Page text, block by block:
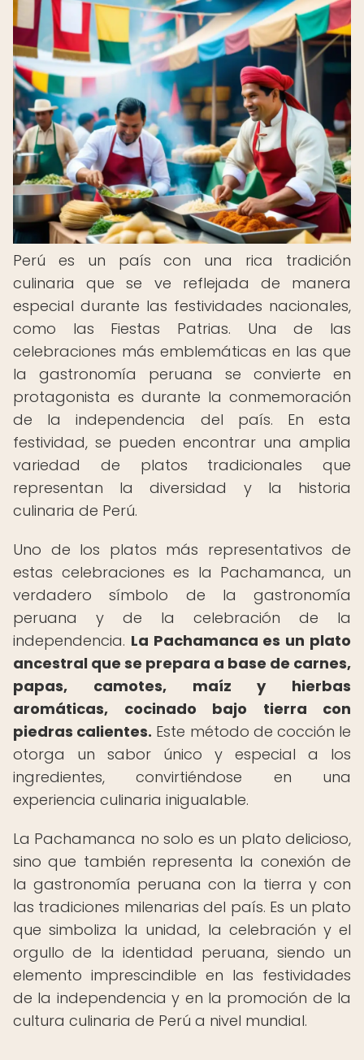
Perú es un país con una rica tradición
culinaria que se ve reflejada de manera
especial durante las festividades nacionales,
como las Fiestas Patrias. Una de las
celebraciones más emblemáticas en las que
la gastronomía peruana se convierte en
protagonista es durante la conmemoración
de la independencia del país. En esta
festividad, se pueden encontrar una amplia
variedad de platos tradicionales que
representan la diversidad y la historia
culinaria de Perú.
Uno de los platos más representativos de
estas celebraciones es la Pachamanca, un
verdadero símbolo de la gastronomía
peruana y de la celebración de la
independencia. La Pachamanca es un plato
ancestral que se prepara a base de carnes,
papas, camotes, maíz y hierbas
aromáticas, cocinado bajo tierra con
piedras calientes. Este método de cocción le
otorga un sabor único y especial a los
ingredientes, convirtiéndose en una
experiencia culinaria inigualable.
La Pachamanca no solo es un plato delicioso,
sino que también representa la conexión de
la gastronomía peruana con la tierra y con
las tradiciones milenarias del país. Es un plato
que simboliza la unidad, la celebración y el
orgullo de la identidad peruana, siendo un
elemento imprescindible en las festividades
de la independencia y en la promoción de la
cultura culinaria de Perú a nivel mundial.